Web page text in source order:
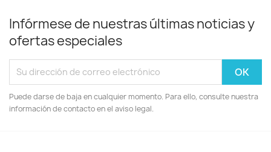
Infórmese de nuestras últimas noticias y
ofertas especiales
Puede darse de baja en cualquier momento. Para ello, consulte nuestra
información de contacto en el aviso legal.